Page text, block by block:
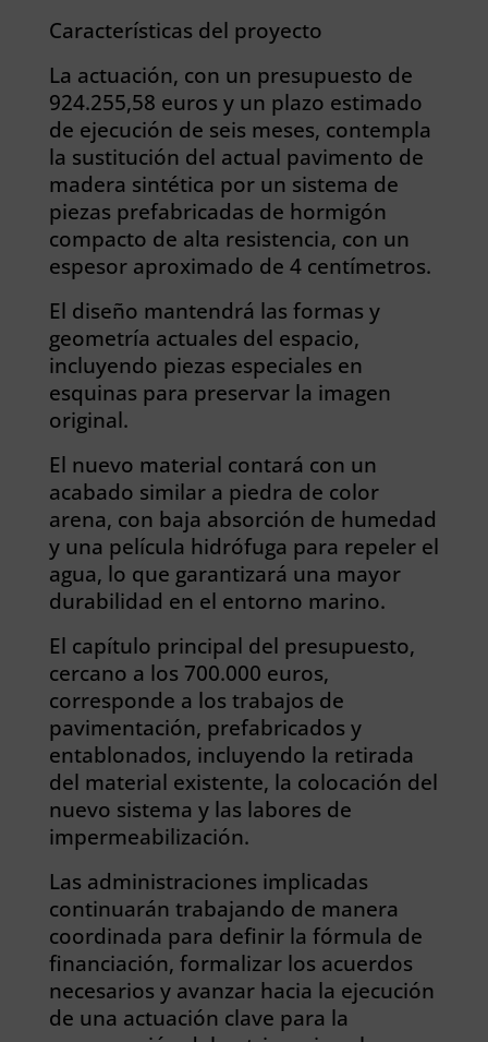
Características del proyecto
La actuación, con un presupuesto de
924.255,58 euros y un plazo estimado
de ejecución de seis meses, contempla
la sustitución del actual pavimento de
madera sintética por un sistema de
piezas prefabricadas de hormigón
compacto de alta resistencia, con un
espesor aproximado de 4 centímetros.
El diseño mantendrá las formas y
geometría actuales del espacio,
incluyendo piezas especiales en
esquinas para preservar la imagen
original.
El nuevo material contará con un
acabado similar a piedra de color
arena, con baja absorción de humedad
y una película hidrófuga para repeler el
agua, lo que garantizará una mayor
durabilidad en el entorno marino.
El capítulo principal del presupuesto,
cercano a los 700.000 euros,
corresponde a los trabajos de
pavimentación, prefabricados y
entablonados, incluyendo la retirada
del material existente, la colocación del
nuevo sistema y las labores de
impermeabilización.
Las administraciones implicadas
continuarán trabajando de manera
coordinada para definir la fórmula de
financiación, formalizar los acuerdos
necesarios y avanzar hacia la ejecución
de una actuación clave para la